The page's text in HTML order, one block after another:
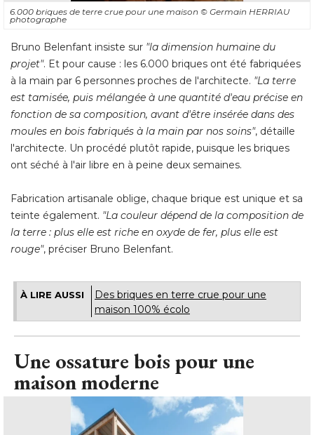
6.000 briques de terre crue pour une maison © Germain HERRIAU
photographe
Bruno Belenfant insiste sur "la dimension humaine du
projet". Et pour cause : les 6.000 briques ont été fabriquées
à la main par 6 personnes proches de l'architecte. "La terre
est tamisée, puis mélangée à une quantité d'eau précise en
fonction de sa composition, avant d'être insérée dans des
moules en bois fabriqués à la main par nos soins", détaille
l'architecte. Un procédé plutôt rapide, puisque les briques
ont séché à l'air libre en à peine deux semaines.
Fabrication artisanale oblige, chaque brique est unique et sa
teinte également. "La couleur dépend de la composition de
la terre : plus elle est riche en oxyde de fer, plus elle est
rouge", préciser Bruno Belenfant.
À LIRE AUSSI
Des briques en terre crue pour une
maison 100% écolo
Une ossature bois pour une
maison moderne